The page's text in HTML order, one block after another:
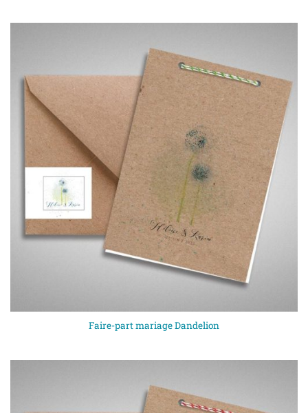
Faire-part mariage Dandelion